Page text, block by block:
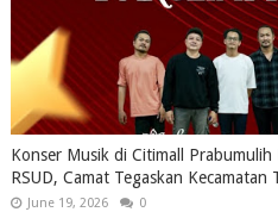
Konser Musik di Citimall
RSUD, Camat Tegaskan
June 19, 2026 0